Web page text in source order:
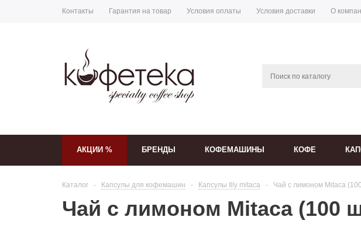
Контакты Гарантия на товар Условия оплаты Условия доставки О
АКЦИИ % БРЕНДЫ КОФЕМАШИНЫ КОФЕ
Каталог - Капсулы для кофемашин - Капсулы Illy mitaca - Чай с лимоном Mitaca
Чай с лимоном Mitaca (100